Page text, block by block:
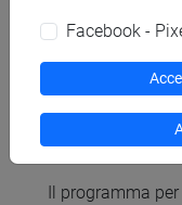
studenti che
veda punto 2.
2. Attività su
blended (50%
Il programma
Facebook -